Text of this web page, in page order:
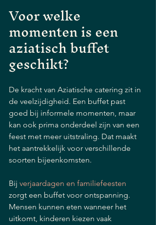
Voor welke
momenten is een
aziatisch buffet
geschikt?
De kracht van Aziatische catering zit in
de veelzijdigheid. Een buffet past
goed bij informele momenten, maar
kan ook prima onderdeel zijn van een
feest met meer uitstraling. Dat maakt
het aantrekkelijk voor verschillende
soorten bijeenkomsten.
Bij verjaardagen en familiefeesten
zorgt een buffet voor ontspanning.
Mensen kunnen eten wanneer het
uitkomt, kinderen kiezen vaak